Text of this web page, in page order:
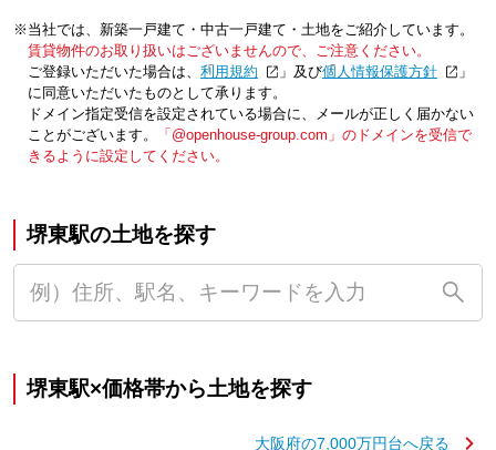
※当社では、新築一戸建て・中古一戸建て・土地をご紹介しています。
賃貸物件のお取り扱いはございませんので、ご注意ください。
ご登録いただいた場合は、「利用規約 」及び「個人情報保護方針
」
に同意いただいたものとして承ります。
ドメイン指定受信を設定されている場合に、メールが正しく届かない
ことがございます。
「@openhouse-group.com」のドメインを受信で
きるように設定してください。
堺東駅の土地を探す
堺東駅×価格帯から土地を探す
大阪府の7,000万円台へ戻る